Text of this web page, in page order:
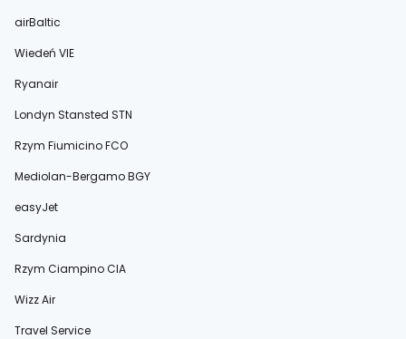
airBaltic
Wiedeń VIE
Ryanair
Londyn Stansted STN
Rzym Fiumicino FCO
Mediolan-Bergamo BGY
easyJet
Sardynia
Rzym Ciampino CIA
Wizz Air
Travel Service